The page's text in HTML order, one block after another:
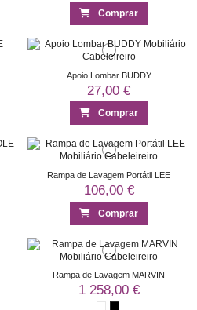
Comprar
Apoio Lombar BUDDY
27,00 €
Comprar
Rampa de Lavagem Portátil LEE
106,00 €
Comprar
Rampa de Lavagem MARVIN
1 258,00 €